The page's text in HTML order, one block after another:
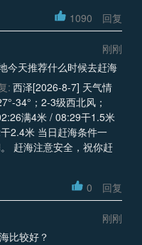
1090 回复
刚刚
今天推荐什么时候去赶海
: 西泽[2026-8-7] 天气情
34°；2-3级西北风；
满4米 / 08:29干1.5米
2.4米 当日赶海条件一
赶海注意安全，祝你赶
0 回复
刚刚
比较好？